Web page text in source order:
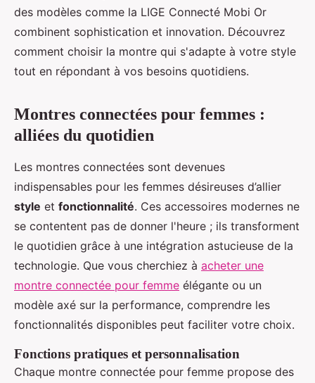
des modèles comme la LIGE Connecté Mobi Or
combinent sophistication et innovation. Découvrez
comment choisir la montre qui s'adapte à votre style
tout en répondant à vos besoins quotidiens.
Montres connectées pour femmes :
alliées du quotidien
Les montres connectées sont devenues
indispensables pour les femmes désireuses d’allier
style et fonctionnalité. Ces accessoires modernes ne
se contentent pas de donner l'heure ; ils transforment
le quotidien grâce à une intégration astucieuse de la
technologie. Que vous cherchiez à acheter une
montre connectée pour femme élégante ou un
modèle axé sur la performance, comprendre les
fonctionnalités disponibles peut faciliter votre choix.
Fonctions pratiques et personnalisation
Chaque montre connectée pour femme propose des